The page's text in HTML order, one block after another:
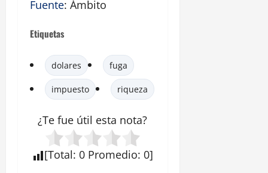
Fuente: Ámbito
Etiquetas
dolares fuga
impuesto riqueza
¿Te fue útil esta nota?
[Total: 0 Promedio: 0]